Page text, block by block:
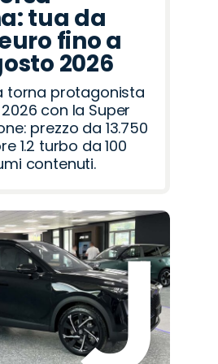
tua da
fino a
2026
torna protagonista
con la Super
prezzo da 13.750
1.2 turbo da 100
contenuti.